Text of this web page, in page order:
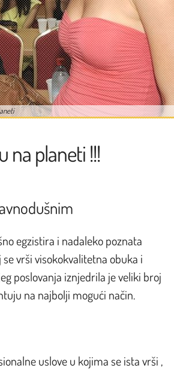
na planeti !!!
egzistira i nadaleko poznata
vrši visokokvalitetna obuka i
poslovanja iznjedrila je veliki broj
na najbolji mogući način.
uslove u kojima se ista vrši ,